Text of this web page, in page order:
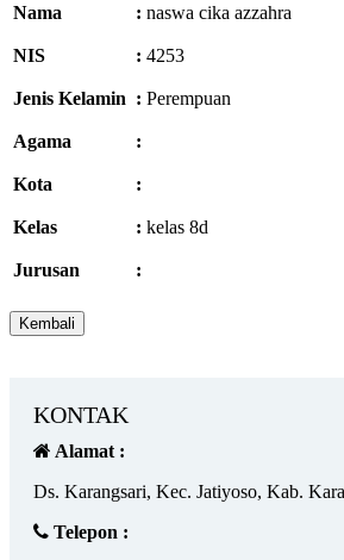
Nama : naswa cika azzahra
NIS : 4253
Jenis Kelamin : Perempuan
Agama :
Kota :
Kelas : kelas 8d
Jurusan :
KONTAK
Alamat :
Ds. Karangsari, Kec. Jatiyoso, Kab.
Telepon :